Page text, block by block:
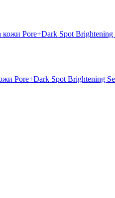
Pore+Dark Spot Brightening